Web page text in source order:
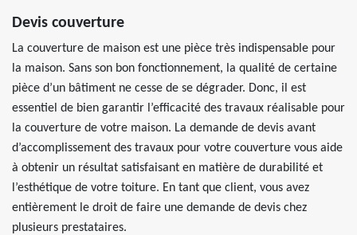
Devis couverture
La couverture de maison est une pièce très indispensable pour
la maison. Sans son bon fonctionnement, la qualité de certaine
pièce d’un bâtiment ne cesse de se dégrader. Donc, il est
essentiel de bien garantir l’efficacité des travaux réalisable pour
la couverture de votre maison. La demande de devis avant
d’accomplissement des travaux pour votre couverture vous aide
à obtenir un résultat satisfaisant en matière de durabilité et
l’esthétique de votre toiture. En tant que client, vous avez
entièrement le droit de faire une demande de devis chez
plusieurs prestataires.